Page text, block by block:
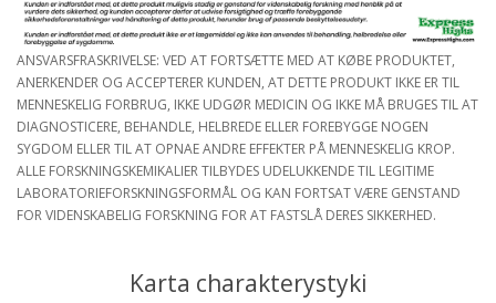
ANSVARSFRASKRIVELSE: VED AT FORTSÆTTE MED AT KØBE PRODUKTET,
ANERKENDER OG ACCEPTERER KUNDEN, AT DETTE PRODUKT IKKE ER TIL
MENNESKELIG FORBRUG, IKKE UDGØR MEDICIN OG IKKE MÅ BRUGES TIL AT
DIAGNOSTICERE, BEHANDLE, HELBREDE ELLER FOREBYGGE NOGEN
SYGDOM ELLER TIL AT OPNAE ANDRE EFFEKTER PÅ MENNESKELIG KROP.
ALLE FORSKNINGSKEMIKALIER TILBYDES UDELUKKENDE TIL LEGITIME
LABORATORIEFORSKNINGSFORMÅL OG KAN FORTSAT VÆRE GENSTAND
FOR VIDENSKABELIG FORSKNING FOR AT FASTSLÅ DERES SIKKERHED.
Karta charakterystyki